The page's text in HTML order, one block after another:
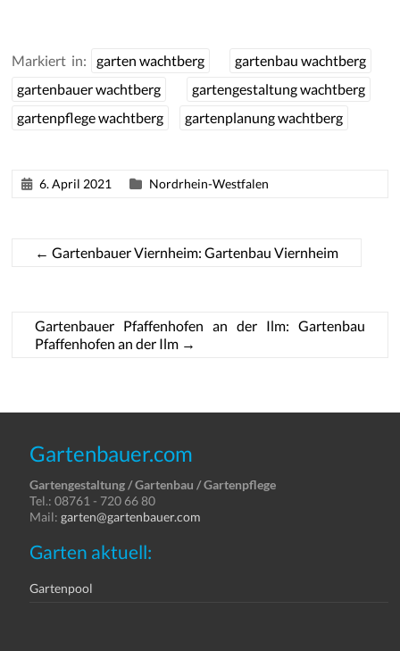
Markiert in: garten wachtberg
gartenbau wachtberg
gartenbauer wachtberg
gartengestaltung wachtberg
gartenpflege wachtberg
gartenplanung wachtberg
6. April 2021 Nordrhein-Westfalen
← Gartenbauer Viernheim: Gartenbau Viernheim
Gartenbauer Pfaffenhofen an der Ilm: Gartenbau
Pfaffenhofen an der Ilm →
Gartenbauer.com
Gartengestaltung / Gartenbau / Gartenpflege
Tel.: 08761 - 720 66 80
Mail:garten@gartenbauer.com
Garten aktuell:
Gartenpool